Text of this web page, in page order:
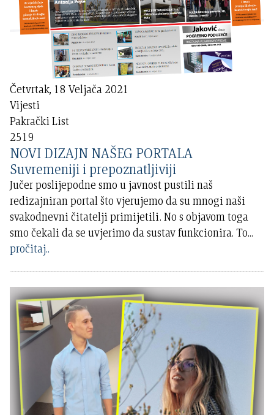
Četvrtak, 18 Veljača 2021
Vijesti
Pakrački List
2519
NOVI DIZAJN NAŠEG PORTALA
Suvremeniji i prepoznatljiviji
Jučer poslijepodne smo u javnost pustili naš
redizajniran portal što vjerujemo da su mnogi naši
svakodnevni čitatelji primijetili. No s objavom toga
smo čekali da se uvjerimo da sustav funkcionira. To...
pročitaj..